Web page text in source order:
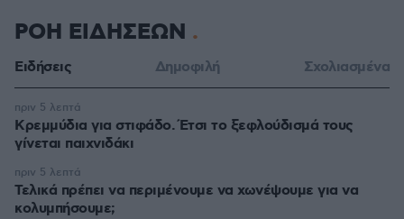
ΡΟΗ ΕΙΔΗΣΕΩΝ
Ειδήσεις Δημοφιλή Σχολιασμένα
Κρεμμύδια για στιφάδο. Έτσι το ξεφλούδισμά τους
γίνεται παιχνιδάκι
πριν 5 λεπτά
Τελικά πρέπει να περιμένουμε να χωνέψουμε για να
κολυμπήσουμε;
πριν 5 λεπτά